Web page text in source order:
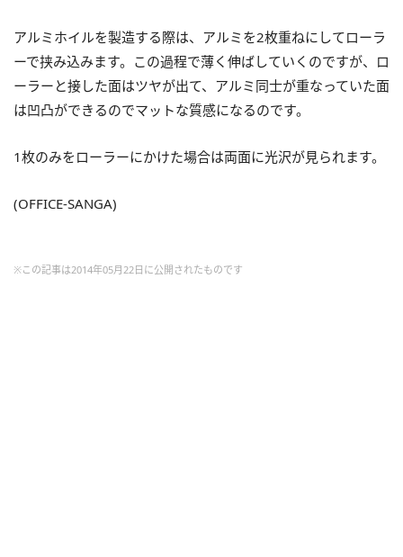
アルミホイルを製造する際は、アルミを2枚重ねにしてローラ
ーで挟み込みます。この過程で薄く伸ばしていくのですが、ロ
ーラーと接した面はツヤが出て、アルミ同士が重なっていた面
は凹凸ができるのでマットな質感になるのです。
1枚のみをローラーにかけた場合は両面に光沢が見られます。
(OFFICE-SANGA)
※この記事は2014年05月22日に公開されたものです